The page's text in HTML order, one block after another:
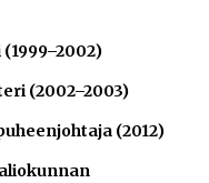
ura ja elämä
(2002–2003)
(2012)